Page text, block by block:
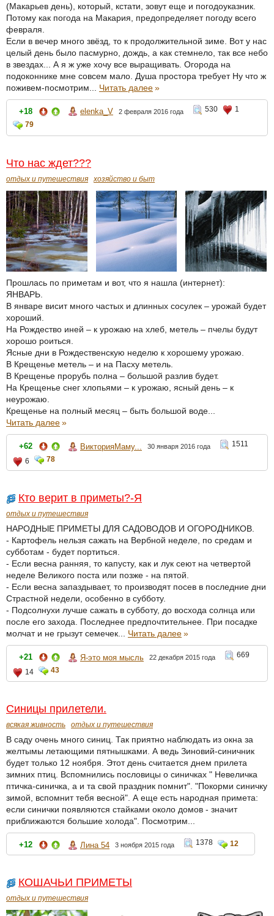
(Макарьев день), который, кстати, зовут еще и погодоуказник.
Потому как погода на Макария, предопределяет погоду всего
февраля.
Если в вечер много звёзд, то к продолжительной зиме. Вот у нас
целый день было пасмурно, дождь, а как стемнело, так все небо
в звездах... А я ж уже хочу все выращивать. Огорода на
подоконнике мне совсем мало. Душа простора требует Ну что ж
поживем-посмотрим... Читать далее»
+18 elenka_V 2 февраля 2016 года 530
1
79
Что нас ждет???
отдых и путешествия хозяйство и быт
Прошлась по приметам и вот, что я нашла (интернет):
ЯНВАРЬ.
В январе висит много частых и длинных сосулек – урожай будет
хороший.
На Рождество иней – к урожаю на хлеб, метель – пчелы будут
хорошо роиться.
Ясные дни в Рождественскую неделю к хорошему урожаю.
В Крещенье метель – и на Пасху метель.
В Крещенье прорубь полна – большой разлив будет.
На Крещенье снег хлопьями – к урожаю, ясный день – к
неурожаю.
Крещенье на полный месяц – быть большой воде...
Читать далее»
+62 ВикторияМаму... 30 января 2016 года
1511
6
78
Кто верит в приметы?-Я
отдых и путешествия
НАРОДНЫЕ ПРИМЕТЫ ДЛЯ САДОВОДОВ И ОГОРОДНИКОВ.
- Картофель нельзя сажать на Вербной неделе, по средам и
субботам - будет портиться.
- Если весна ранняя, то капусту, как и лук сеют на четвертой
неделе Великого поста или позже - на пятой.
- Если весна запаздывает, то производят посев в последние дни
Страстной недели, особенно в субботу.
- Подсолнухи лучше сажать в субботу, до восхода солнца или
после его захода. Последнее предпочтительнее. При посадке
молчат и не грызут семечек... Читать далее»
+21 Я-это моя мысль 22 декабря 2015 года
669
14
43
Синицы прилетели.
всякая живность отдых и путешествия
В саду очень много синиц. Так приятно наблюдать из окна за
желтымы летающими пятнышками. А ведь Зиновий-синичник
будет только 12 ноября. Этот день считается днем прилета
зимних птиц. Вспомнились пословицы о синичках " Невеличка
птичка-синичка, а и та свой праздник помнит". "Покорми синичку
зимой, вспомнит тебя весной". А еще есть народная примета:
если синички появляются стайками около домов - значит
приближаются большие холода". Посмотрим...
+12 Лина 54 3 ноября 2015 года 1378 12
КОШАЧЬИ ПРИМЕТЫ
отдых и путешествия